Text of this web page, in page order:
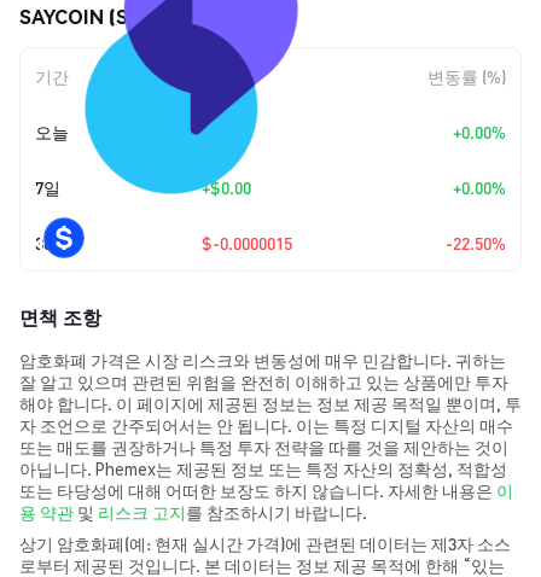
SAYCOIN (SAY) 가격 움직임
기간 변동 폭 변동률 (%)
오늘 +$0.00 +0.00%
7일 +$0.00 +0.00%
30일 $-0.0000015 -22.50%
면책 조항
암호화폐 가격은 시장 리스크와 변동성에 매우 민감합니다. 귀하는
잘 알고 있으며 관련된 위험을 완전히 이해하고 있는 상품에만 투자
해야 합니다. 이 페이지에 제공된 정보는 정보 제공 목적일 뿐이며, 투
자 조언으로 간주되어서는 안 됩니다. 이는 특정 디지털 자산의 매수
또는 매도를 권장하거나 특정 투자 전략을 따를 것을 제안하는 것이
아닙니다. Phemex는 제공된 정보 또는 특정 자산의 정확성, 적합성
또는 타당성에 대해 어떠한 보장도 하지 않습니다. 자세한 내용은 이
용 약관 및 리스크 고지를 참조하시기 바랍니다.
상기 암호화폐(예: 현재 실시간 가격)에 관련된 데이터는 제3자 소스
로부터 제공된 것입니다. 본 데이터는 정보 제공 목적에 한해 “있는